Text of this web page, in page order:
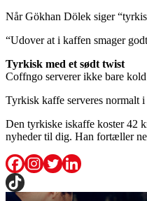
Når Gökhan Dölek siger
“Udover at i kaffen smager
Tyrkisk med et sødt twist
Coffngo serverer ikke bare
Tyrkisk kaffe serveres normalt
Den tyrkiske iskaffe koster 42
nyheder til dig. Han fortæller